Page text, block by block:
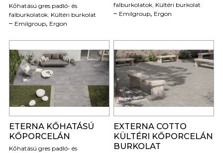
Kőhatású gres padló- és
falburkolatok, Kültéri burkolat
Emilgroup, Ergon
falburkolatok Kültéri burkolat
Emilgroup, Ergon
0
ETERNA KŐHATÁSÚ
KŐPORCELÁN
Kőhatású gres padló- és
0
EXTERNA COTTO
KÜLTÉRI KŐPORCELÁN
BURKOLAT